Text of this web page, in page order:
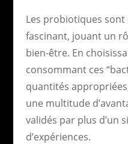
Les probiotiques
fascinant, jouant un
bien-être. En
consommant ces
quantités
une multitude
validés par plus d’un
d’expériences.